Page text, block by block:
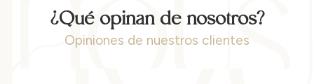
¿Qué opinan de nosotros?
Opiniones de nuestros clientes